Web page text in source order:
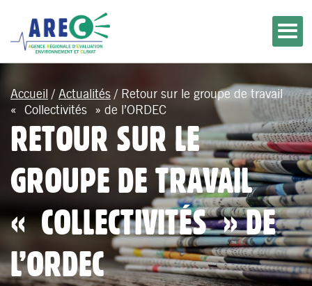
Accueil / Actualités / Retour sur le groupe de travail
« Collectivités » de l’ORDEC
RETOUR SUR LE
GROUPE DE TRAVAIL
« COLLECTIVITÉS » DE
L’ORDEC